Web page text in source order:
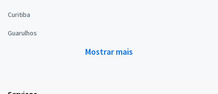
Curitiba
Guarulhos
Mostrar mais